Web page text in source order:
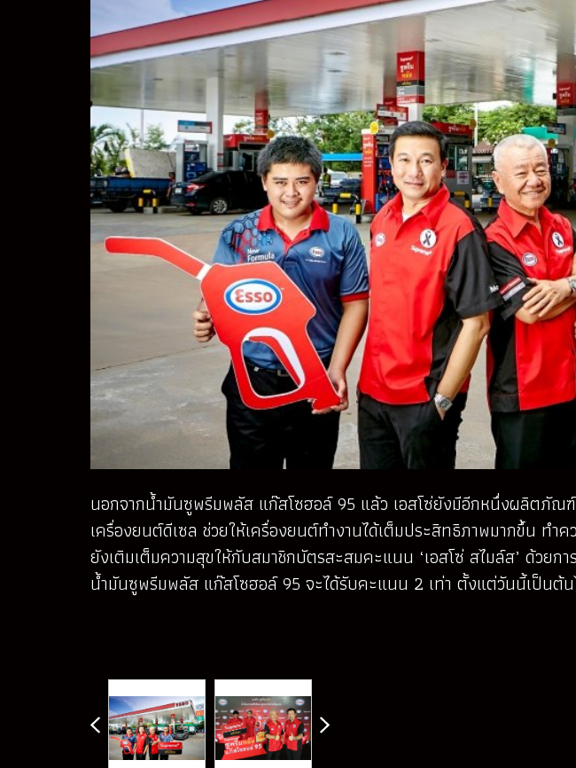
นอกจากน้ำมันซูพรีมพลัส แก๊สโซฮอล์ 95 แล้ว เอสโซ่ยังมีอีกหนึ่งผลิตภัณ
เครื่องยนต์ดีเซล ช่วยให้เครื่องยนต์ทำงานได้เต็มประสิทธิภาพมากขึ้น ท
ยังเติมเต็มความสุขให้กับสมาชิกบัตรสะสมคะแนน ‘เอสโซ่ สไมล์ส’ ด้วย
น้ำมันซูพรีมพลัส แก๊สโซฮอล์ 95 จะได้รับคะแนน 2 เท่า ตั้งแต่วันนี้เป็นต้น